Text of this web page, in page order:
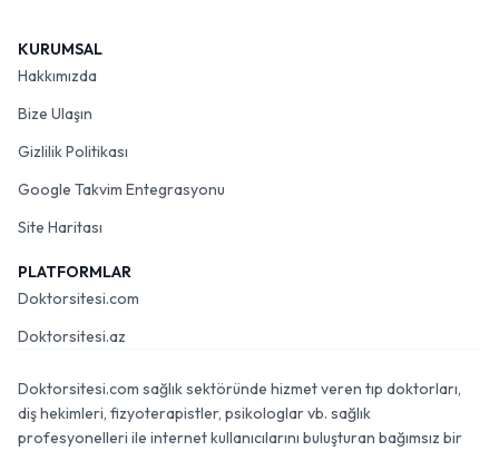
KURUMSAL
Hakkımızda
Bize Ulaşın
Gizlilik Politikası
Google Takvim Entegrasyonu
Site Haritası
PLATFORMLAR
Doktorsitesi.com
Doktorsitesi.az
Doktorsitesi.com sağlık sektöründe hizmet veren tıp doktorları,
diş hekimleri, fizyoterapistler, psikologlar vb. sağlık
profesyonelleri ile internet kullanıcılarını buluşturan bağımsız bir